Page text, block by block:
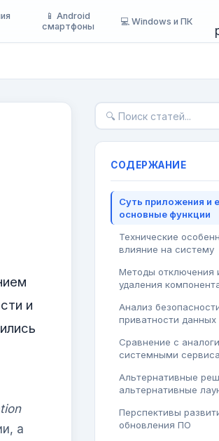
📱 Android
смартфоны
💻 Windows и ПК
и
а
СОДЕРЖАНИЕ
Суть приложения и
основные функции
Технические
влияние на систему
Методы отключения
удаления
Анализ
приватности данных
Сравнение с
системными
Альтернативные
альтернативные
Перспективы
обновления ПО